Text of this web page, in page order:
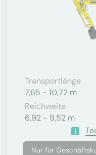
Transportlänge
7,65 - 10,72 m
Reichweite
6,92 - 9,52 m
Nur für